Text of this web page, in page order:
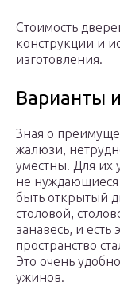
Стоимость
конструкции и
изготовления.
Варианты
Зная о
жалюзи,
уместны. Для их
не нуждающиеся
быть открытый
столовой,
занавесь, и
пространство
Это очень
ужинов.